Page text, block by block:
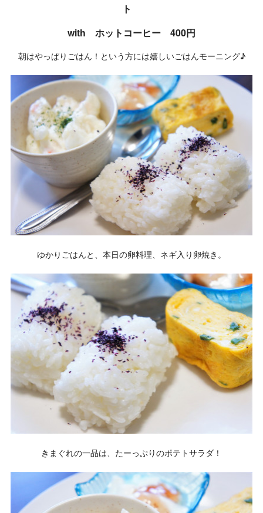
ト
with ホットコーヒー 400円
朝はやっぱりごはん！という方には嬉しいごはんモーニング♪
ゆかりごはんと、本日の卵料理、ネギ入り卵焼き。
きまぐれの一品は、たーっぷりのポテトサラダ！